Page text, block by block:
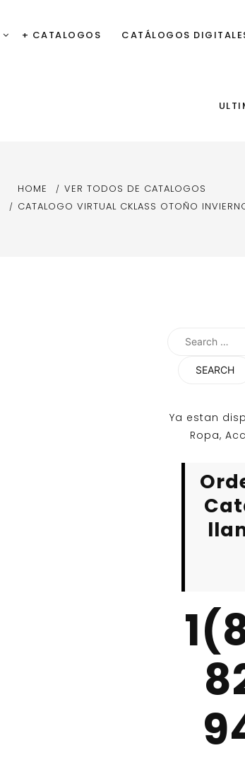
+ CATALOGOS CATÁLOGOS
HOME
VER TODOS DE CATALOGOS
CATALOGO VIRTUAL CKLASS OTOÑO
Search
Ya estan
Ropa,